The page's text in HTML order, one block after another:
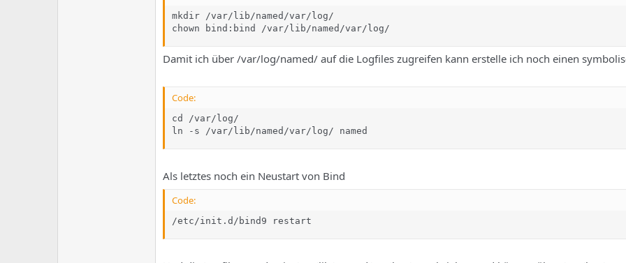
mkdir /var/lib/named/var/log/
chown bind:bind /var/lib/named/var/log/
Damit ich über /var/log/named/ auf die Logfiles zugreifen kann erstelle ich noch einen
Code:
cd /var/log/
ln -s /var/lib/named/var/log/ named
Als letztes noch ein Neustart von Bind
Code:
/etc/init.d/bind9 restart